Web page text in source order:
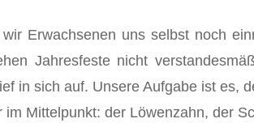
Erwachsenen uns selbst noch
Jahresfeste nicht
in sich auf. Unsere Aufgabe ist es,
Mittelpunkt: der Löwenzahn, der